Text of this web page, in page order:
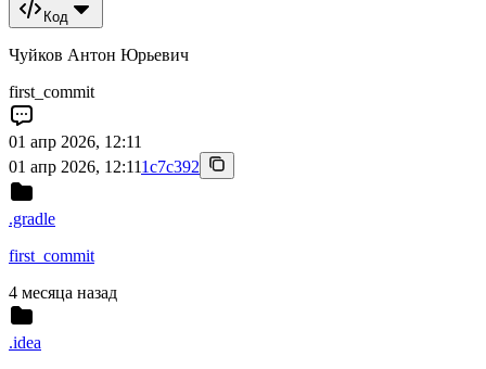
Код
Чуйков Антон Юрьевич
first_commit
01 апр 2026, 12:11
01 апр 2026, 12:111c7c392
.gradle
first_commit
4 месяца назад
.idea